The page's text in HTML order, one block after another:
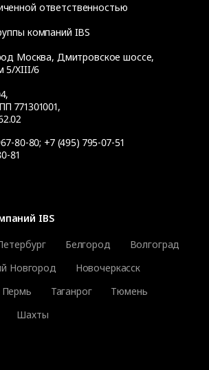
ответственностью
компаний IBS
Москва, Дмитровское шоссе,
5/XIII/6
771301001,
80-80; +7 (495) 795-07-51
81
IBS
Белгород
Волгоград
Новгород
Новочеркасск
Пермь Таганрог
Тюмень
Шахты